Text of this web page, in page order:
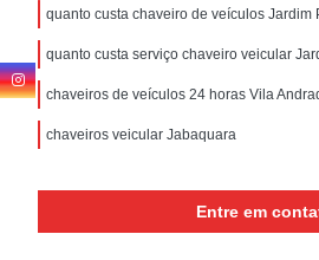
quanto custa chaveiro de veículos Jardim
quanto custa serviço chaveiro veicular
chaveiros de veículos 24 horas Vila
chaveiros veicular Jabaquara
Entre em